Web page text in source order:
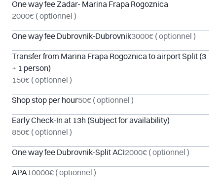
One way fee Zadar- Marina Frapa Rogoznica
2000€ ( optionnel )
One way fee Dubrovnik-Dubrovnik3000€ ( optionnel )
Transfer from Marina Frapa Rogoznica to airport Split (3
+ 1 person)
150€ ( optionnel )
Shop stop per hour50€ ( optionnel )
Early Check-In at 13h (Subject for availability)
850€ ( optionnel )
One way fee Dubrovnik-Split ACI 2000€ ( optionnel )
APA10000€ ( optionnel )